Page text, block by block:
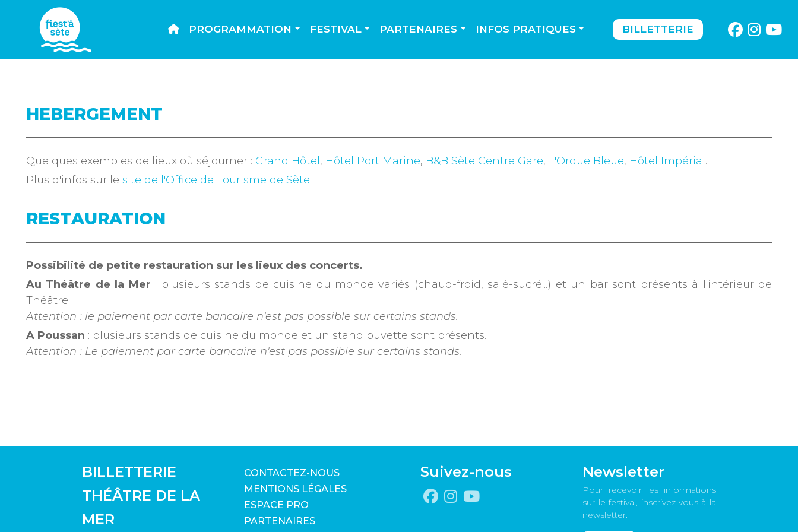
PROGRAMMATION FESTIVAL PARTENAIRES INFOS PRATIQUES BILLETTERIE
HEBERGEMENT
Quelques exemples de lieux où séjourner : Grand Hôtel , Hôtel Port Marine, B&B Sète Centre Gare, l'Orque Bleue, Hôtel Impérial ...
Plus d'infos sur le site de l'Office de Tourisme de Sète
RESTAURATION
Possibilité de petite restauration sur les lieux des concerts.
Au Théâtre de la Mer : plusieurs stands de cuisine du monde variés (chaud-froid, salé-sucré...) et un bar sont présents à l'intérieur de
Théâtre.
Attention : le paiement par carte bancaire n'est pas possible sur certains stands.
A Poussan : plusieurs stands de cuisine du monde et un stand buvette sont présents.
Attention : Le paiement par carte bancaire n'est pas possible sur certains stands.
BILLETTERIE
THÉÂTRE DE LA
MER
CONTACTEZ-NOUS
MENTIONS LÉGALES
ESPACE PRO
PARTENAIRES
Suivez-nous Newsletter
Pour recevoir les informations
sur le festival, inscrivez-vous à la
newsletter.